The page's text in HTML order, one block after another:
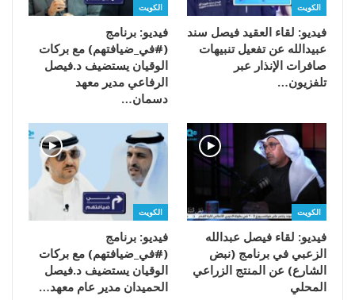
الكويت
فيديو: لقاء العقيد فيصل سند
عبيدالله عن تفعيل تنبيهات
صافرات الإنذار عبر
تلفزيون…
الكويت
فيديو: برنامج
(#في_ضيافتهم) مع بركات
الوقيان يستضيف د.فيصل
الرفاعي مدير معهد
دسمان…
الكويت
فيديو: لقاء فيصل عبدالله
الزعبي في برنامج (نبض
الشارع) عن المنتج الزراعي
المحلي
الكويت
فيديو: برنامج
(#في_ضيافتهم) مع بركات
الوقيان يستضيف د.فيصل
الحميدان مدير عام معهد…